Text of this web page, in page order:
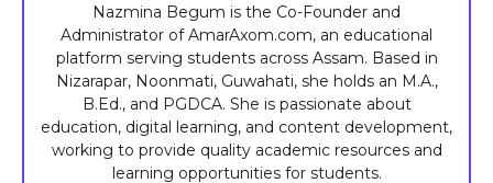
Nazmina Begum is the Co-Founder and
Administrator of AmarAxom.com, an educational
platform serving students across Assam. Based in
Nizarapar, Noonmati, Guwahati, she holds an M.A.,
B.Ed., and PGDCA. She is passionate about
education, digital learning, and content development,
working to provide quality academic resources and
learning opportunities for students.